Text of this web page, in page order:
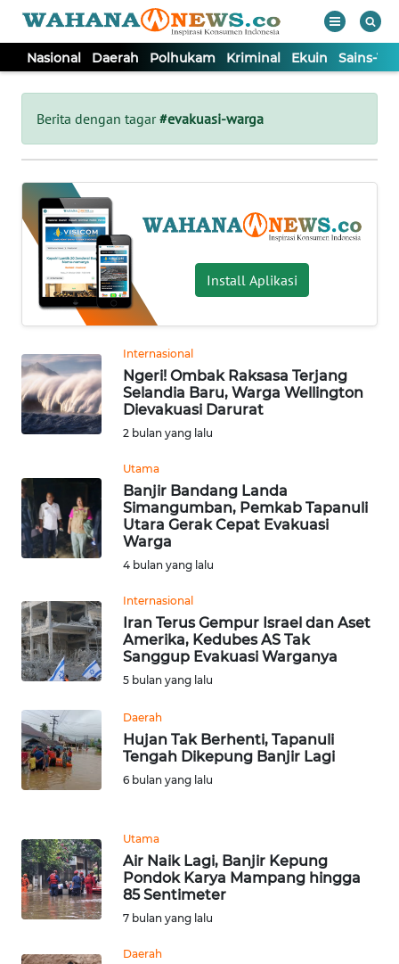
Nasional Daerah Polhukam Kriminal Ekuin Sains-
Berita dengan tagar#evakuasi-warga
Install Aplikasi
Internasional
Ngeri! Ombak Raksasa Terjang
Selandia Baru, Warga Wellington
Dievakuasi Darurat
2 bulan yang lalu
Utama
Banjir Bandang Landa
Simangumban, Pemkab Tapanuli
Utara Gerak Cepat Evakuasi
Warga
4 bulan yang lalu
Internasional
Iran Terus Gempur Israel dan Aset
Amerika, Kedubes AS Tak
Sanggup Evakuasi Warganya
5 bulan yang lalu
Daerah
Hujan Tak Berhenti, Tapanuli
Tengah Dikepung Banjir Lagi
6 bulan yang lalu
Utama
Air Naik Lagi, Banjir Kepung
Pondok Karya Mampang hingga
85 Sentimeter
7 bulan yang lalu
Daerah
Tutup
NASIONAL
DAERAH
POLHUKAM
KRIMINAL
EKUIN
SAINS-TEKNO
INTERNASIONAL
SERBA-SERBI
PENDIDIKAN
OLAHRAGA
OPINI
EDITORIAL
INDEKS
BERITA
KONTAK